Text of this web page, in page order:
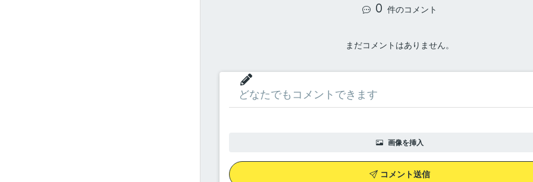
0 件のコメント
まだコメントはありません。
画像を挿入
コメント送信